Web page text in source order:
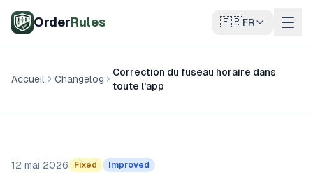
OrderRules 🇫🇷FR
Accueil Changelog
Correction du fuseau horaire dans
toute l'app
12 mai 2026 Fixed Improved